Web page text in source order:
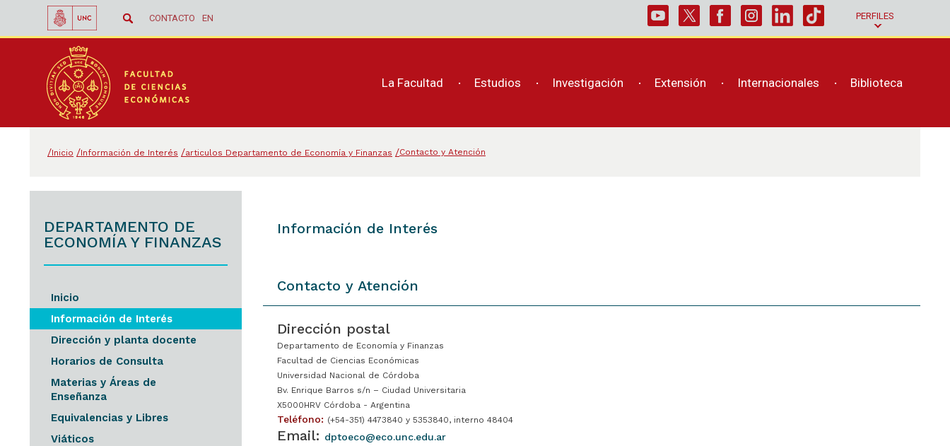
CONTACTO EN PERFILES
La Facultad Estudios Investigación Extensión Internacionales Biblioteca
Inicio Información de Interés articulos Departamento de Economía y Finanzas Contacto y Atención
DEPARTAMENTO DE
ECONOMÍA Y FINANZAS
Inicio
Información de Interés
Dirección y planta docente
Horarios de Consulta
Materias y Áreas de
Enseñanza
Equivalencias y Libres
Viáticos
Información de Interés
Contacto y Atención
Dirección postal
Departamento de Economía y Finanzas
Facultad de Ciencias Económicas
Universidad Nacional de Córdoba
Bv. Enrique Barros s/n – Ciudad Universitaria
X5000HRV Córdoba - Argentina
Teléfono: (+54-351) 4473840 y 5353840, interno 48404
Email: dptoeco@eco.unc.edu.ar